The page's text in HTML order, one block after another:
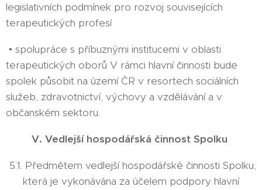
legislativních podmínek pro rozvoj souvisejících
terapeutických profesí
• spolupráce s příbuznými institucemi v oblasti
terapeutických oborů V rámci hlavní činnosti bude
spolek působit na území ČR v resortech sociálních
služeb, zdravotnictví, výchovy a vzdělávání a v
občanském sektoru.
V. Vedlejší hospodářská činnost Spolku
5.1. Předmětem vedlejší hospodářské činnosti Spolku,
která je vykonávána za účelem podpory hlavní